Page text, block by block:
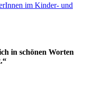
im Kinder- und
in schönen Worten